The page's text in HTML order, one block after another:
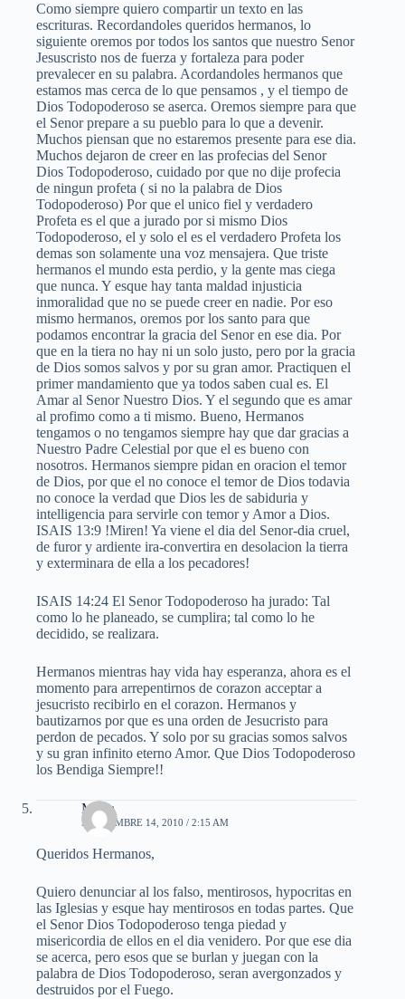
Como siempre quiero compartir un texto en las
escrituras. Recordandoles queridos hermanos, lo
siguiente oremos por todos los santos que nuestro Senor
Jesuscristo nos de fuerza y fortaleza para poder
prevalecer en su palabra. Acordandoles hermanos que
estamos mas cerca de lo que pensamos , y el tiempo de
Dios Todopoderoso se aserca. Oremos siempre para que
el Senor prepare a su pueblo para lo que a devenir.
Muchos piensan que no estaremos presente para ese dia.
Muchos dejaron de creer en las profecias del Senor
Dios Todopoderoso, cuidado por que no dije profecia
de ningun profeta ( si no la palabra de Dios
Todopoderoso) Por que el unico fiel y verdadero
Profeta es el que a jurado por si mismo Dios
Todopoderoso, el y solo el es el verdadero Profeta los
demas son solamente una voz mensajera. Que triste
hermanos el mundo esta perdio, y la gente mas ciega
que nunca. Y esque hay tanta maldad injusticia
inmoralidad que no se puede creer en nadie. Por eso
mismo hermanos, oremos por los santo para que
podamos encontrar la gracia del Senor en ese dia. Por
que en la tiera no hay ni un solo justo, pero por la gracia
de Dios somos salvos y por su gran amor. Practiquen el
primer mandamiento que ya todos saben cual es. El
Amar al Senor Nuestro Dios. Y el segundo que es amar
al profimo como a ti mismo. Bueno, Hermanos
tengamos o no tengamos siempre hay que dar gracias a
Nuestro Padre Celestial por que el es bueno con
nosotros. Hermanos siempre pidan en oracion el temor
de Dios, por que el no conoce el temor de Dios todavia
no conoce la verdad que Dios les de sabiduria y
intelligencia para servirle con temor y Amor a Dios.
ISAIS 13:9 !Miren! Ya viene el dia del Senor-dia cruel,
de furor y ardiente ira-convertira en desolacion la tierra
y exterminara de ella a los pecadores!
ISAIS 14:24 El Senor Todopoderoso ha jurado: Tal
como lo he planeado, se cumplira; tal como lo he
decidido, se realizara.
Hermanos mientras hay vida hay esperanza, ahora es el
momento para arrepentirnos de corazon acceptar a
jesucristo recibirlo en el corazon. Hermanos y
bautizarnos por que es una orden de Jesucristo para
perdon de pecados. Y solo por su gracias somos salvos
y su gran infinito eterno Amor. Que Dios Todopoderoso
los Bendiga Siempre!!
Maria
SEPTIEMBRE 14, 2010 / 2:15 AM
Queridos Hermanos,
Quiero denunciar al los falso, mentirosos, hypocritas en
las Iglesias y esque hay mentirosos en todas partes. Que
el Senor Dios Todopoderoso tenga piedad y
misericordia de ellos en el dia venidero. Por que ese dia
se acerca, pero esos que se burlan y juegan con la
palabra de Dios Todopoderoso, seran avergonzados y
destruidos por el Fuego.